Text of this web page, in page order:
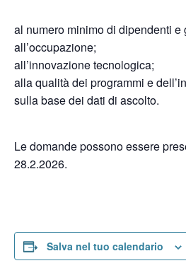
al numero minimo di dipendenti
all’occupazione;
all’innovazione tecnologica;
alla qualità dei programmi e
sulla base dei dati di ascolto.
Le domande possono essere
28.2.2026.
Salva nel tuo calendario